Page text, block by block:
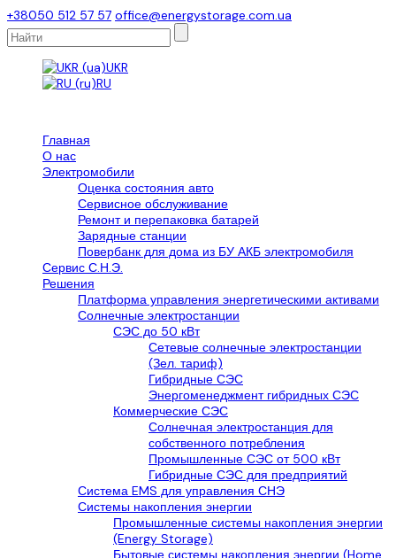
+38050 512 57 57 office@energystorage.com.ua
UKR
RU
Главная
О нас
Электромобили
Оценка состояния авто
Сервисное обслуживание
Ремонт и перепаковка батарей
Зарядные станции
Повербанк для дома из БУ АКБ электромобиля
Сервис С.Н.Э.
Решения
Платформа управления энергетическими активами
Солнечные электростанции
СЭС до 50 кВт
Сетевые солнечные электростанции
(Зел. тариф)
Гибридные СЭС
Энергоменеджмент гибридных СЭС
Коммерческие СЭС
Солнечная электростанция для
собственного потребления
Промышленные СЭС от 500 кВт
Гибридные СЭС для предприятий
Система EMS для управления СНЭ
Системы накопления энергии
Промышленные системы накопления энергии
(Energy Storage)
Бытовые системы накопления энергии (Home